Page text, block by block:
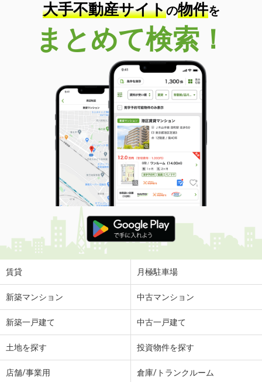
大手不動産サイトの物件を
まとめて検索！
賃貸 月極駐車場
新築マンション 中古マンション
新築一戸建て 中古一戸建て
土地を探す 投資物件を探す
店舗/事業用 倉庫/トランクルーム